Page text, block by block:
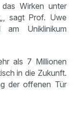
Wirken unter
sagt Prof. Uwe
am Uniklinikum
als 7 Millionen
in die Zukunft.
der offenen Tür